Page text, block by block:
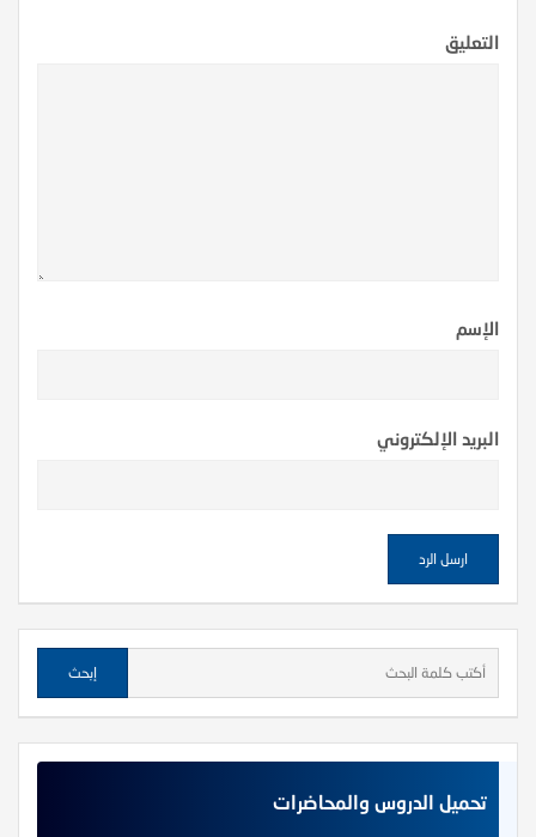
التعليق
الإسم
البريد الإلكتروني
تحميل الدروس والمحاضرات